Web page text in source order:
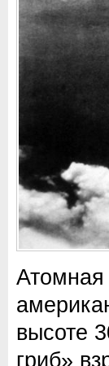
высоте
гриб»